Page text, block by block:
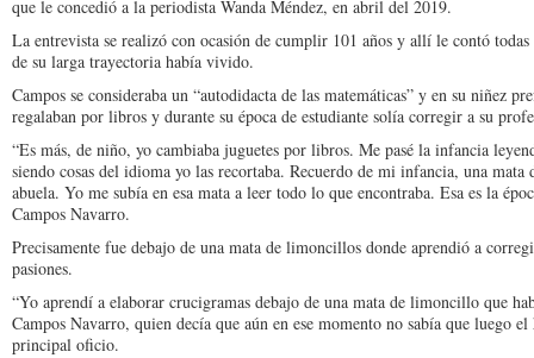
que le concedió a la periodista Wanda Méndez, en abril del 2019.
La entrevista se realizó con ocasión de cumplir 101 años y allí le contó todas
de su larga trayectoria había vivido.
Campos se consideraba un “autodidacta de las matemáticas” y en su niñez
regalaban por libros y durante su época de estudiante solía corregir a su
“Es más, de niño, yo cambiaba juguetes por libros. Me pasé la infancia
siendo cosas del idioma yo las recortaba. Recuerdo de mi infancia, una
abuela. Yo me subía en esa mata a leer todo lo que encontraba. Esa es la
Campos Navarro.
Precisamente fue debajo de una mata de limoncillos donde aprendió a
pasiones.
“Yo aprendí a elaborar crucigramas debajo de una mata de limoncillo que
Campos Navarro, quien decía que aún en ese momento no sabía que luego
principal oficio.